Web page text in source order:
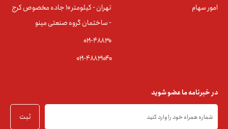
امور سهام
تهران - کیلومتر ۱۰ جاده مخصوص کرج
- ساختمان گروه صنعتی مینو
۰۲۱-۴۸۸۳0
۰۲۱-۴۸۸۳۱۰۴۰
در خبرنامه ما عضو شوید
ثبت